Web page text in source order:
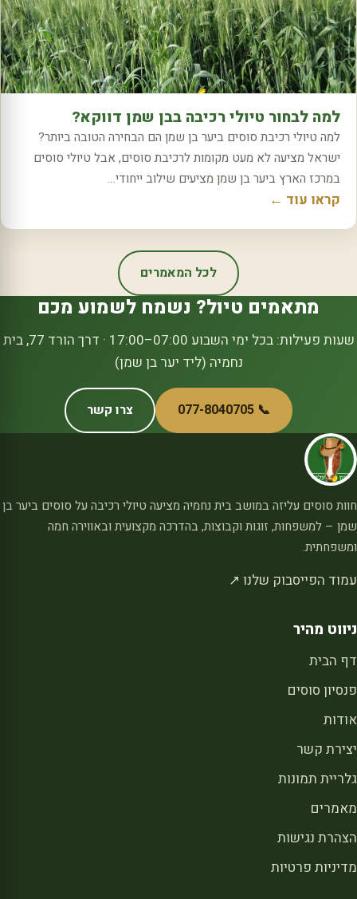
למה לבחור טיולי רכיבה בבן שמן דווקא?
למה טיולי רכיבת סוסים ביער בן שמן הם הבחירה הטובה ביותר?
ישראל מציעה לא מעט מקומות לרכיבת סוסים, אבל טיולי סוסים
במרכז הארץ ביער בן שמן מציעים שילוב ייחודי…
קראו עוד ←
לכל המאמרים
מתאמים טיול? נשמח לשמוע מכם
שעות פעילות: בכל ימי השבוע 07:00–17:00 · דרך הורד 77, בית
נחמיה (ליד יער בן שמן)
📞 077-8040705 צרו קשר
חוות סוסים עליזה במושב בית נחמיה מציעה טיולי רכיבה על סוסים ביער בן
שמן – למשפחות, זוגות וקבוצות, בהדרכה מקצועית ובאווירה חמה
ומשפחתית.
עמוד הפייסבוק שלנו ↗
ניווט מהיר
דף הבית
פנסיון סוסים
אודות
יצירת קשר
גלריית תמונות
מאמרים
הצהרת נגישות
מדיניות פרטיות